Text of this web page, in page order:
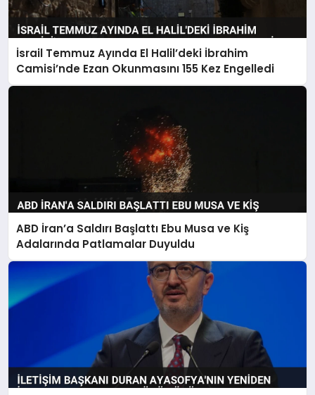
İsrail Temmuz Ayında El Halil’deki İbrahim
Camisi’nde Ezan Okunmasını 155 Kez Engelledi
ABD İran’a Saldırı Başlattı Ebu Musa ve Kiş
Adalarında Patlamalar Duyuldu